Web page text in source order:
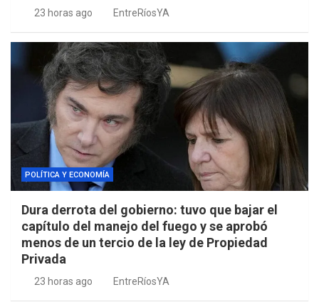
23 horas ago EntreRíosYA
POLÍTICA Y ECONOMÍA
Dura derrota del gobierno: tuvo que bajar el
capítulo del manejo del fuego y se aprobó
menos de un tercio de la ley de Propiedad
Privada
23 horas ago EntreRíosYA